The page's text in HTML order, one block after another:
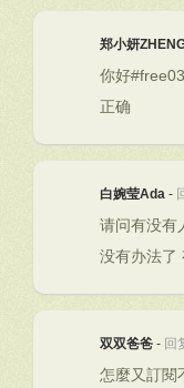
郑小妍
你好
正确
白婉莹Ada -
请问有没有
没有办法了
双双爸爸 - 回
怎麼又訂閱